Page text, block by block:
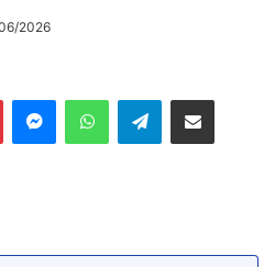
2026
PinterestMessengerWhatsAppTelegramCompartilhar via e-mail